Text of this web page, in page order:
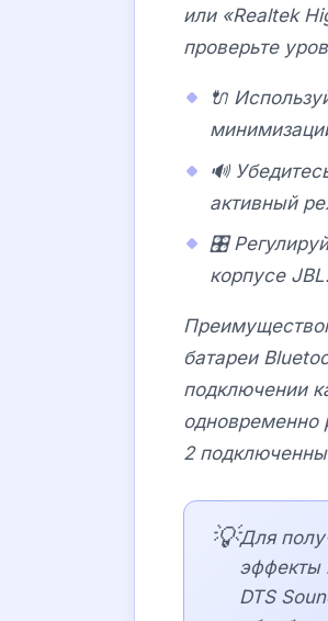
или «Realtek
проверьте
🔌
🔊
активный
🎛️
корпусе JBL.
батареи
подключении
одновременно
2
💡Для
эффекты
DTS